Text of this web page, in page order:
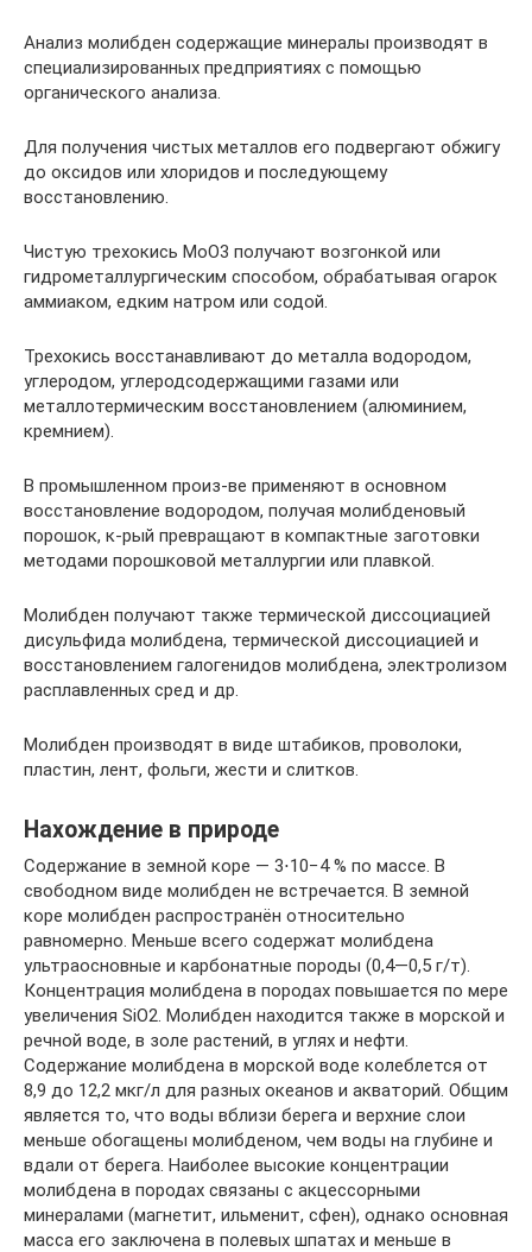
Анализ молибден содержащие минералы производят в
специализированных предприятиях с помощью
органического анализа.
Для получения чистых металлов его подвергают обжигу
до оксидов или хлоридов и последующему
восстановлению.
Чистую трехокись МоО3 получают возгонкой или
гидрометаллургическим способом, обрабатывая огарок
аммиаком, едким натром или содой.
Трехокись восстанавливают до металла водородом,
углеродом, углеродсодержащими газами или
металлотермическим восстановлением (алюминием,
кремнием).
В промышленном произ-ве применяют в основном
восстановление водородом, получая молибденовый
порошок, к-рый превращают в компактные заготовки
методами порошковой металлургии или плавкой.
Молибден получают также термической диссоциацией
дисульфида молибдена, термической диссоциацией и
восстановлением галогенидов молибдена, электролизом
расплавленных сред и др.
Молибден производят в виде штабиков, проволоки,
пластин, лент, фольги, жести и слитков.
Нахождение в природе
Содержание в земной коре — 3⋅10−4 % по массе. В
свободном виде молибден не встречается. В земной
коре молибден распространён относительно
равномерно. Меньше всего содержат молибдена
ультраосновные и карбонатные породы (0,4—0,5 г/т).
Концентрация молибдена в породах повышается по мере
увеличения SiO2. Молибден находится также в морской и
речной воде, в золе растений, в углях и нефти.
Содержание молибдена в морской воде колеблется от
8,9 до 12,2 мкг/л для разных океанов и акваторий. Общим
является то, что воды вблизи берега и верхние слои
меньше обогащены молибденом, чем воды на глубине и
вдали от берега. Наиболее высокие концентрации
молибдена в породах связаны с акцессорными
минералами (магнетит, ильменит, сфен), однако основная
масса его заключена в полевых шпатах и меньше в